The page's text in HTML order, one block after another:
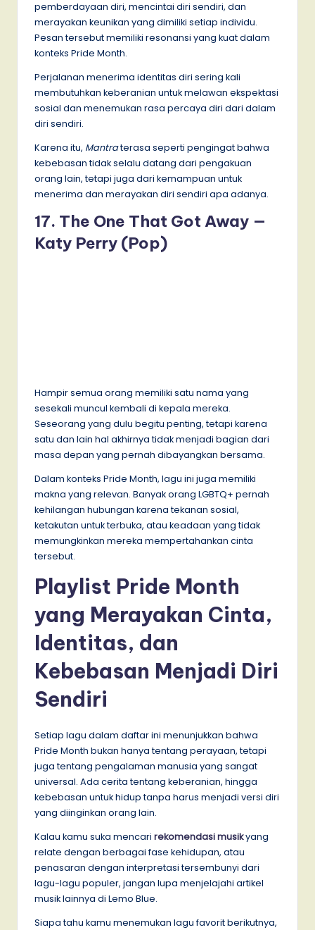
pemberdayaan diri, mencintai diri sendiri, dan
merayakan keunikan yang dimiliki setiap individu.
Pesan tersebut memiliki resonansi yang kuat dalam
konteks Pride Month.
Perjalanan menerima identitas diri sering kali
membutuhkan keberanian untuk melawan ekspektasi
sosial dan menemukan rasa percaya diri dari dalam
diri sendiri.
Karena itu, Mantraterasa seperti pengingat bahwa
kebebasan tidak selalu datang dari pengakuan
orang lain, tetapi juga dari kemampuan untuk
menerima dan merayakan diri sendiri apa adanya.
17. The One That Got Away —
Katy Perry (Pop)
Hampir semua orang memiliki satu nama yang
sesekali muncul kembali di kepala mereka.
Seseorang yang dulu begitu penting, tetapi karena
satu dan lain hal akhirnya tidak menjadi bagian dari
masa depan yang pernah dibayangkan bersama.
Dalam konteks Pride Month, lagu ini juga memiliki
makna yang relevan. Banyak orang LGBTQ+ pernah
kehilangan hubungan karena tekanan sosial,
ketakutan untuk terbuka, atau keadaan yang tidak
memungkinkan mereka mempertahankan cinta
tersebut.
Playlist Pride Month
yang Merayakan Cinta,
Identitas, dan
Kebebasan Menjadi Diri
Sendiri
Setiap lagu dalam daftar ini menunjukkan bahwa
Pride Month bukan hanya tentang perayaan, tetapi
juga tentang pengalaman manusia yang sangat
universal. Ada cerita tentang keberanian, hingga
kebebasan untuk hidup tanpa harus menjadi versi diri
yang diinginkan orang lain.
Kalau kamu suka mencari rekomendasi musikyang
relate dengan berbagai fase kehidupan, atau
penasaran dengan interpretasi tersembunyi dari
lagu-lagu populer, jangan lupa menjelajahi artikel
musik lainnya di Lemo Blue.
Siapa tahu kamu menemukan lagu favorit berikutnya,